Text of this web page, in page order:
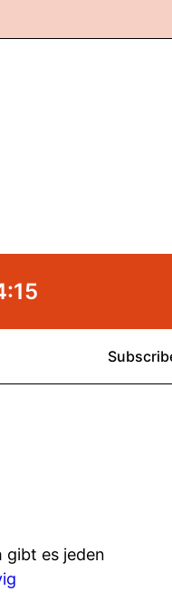
gibt es jeden